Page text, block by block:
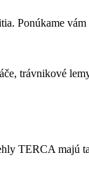
Ponúkame
trávnikové
TERCA majú